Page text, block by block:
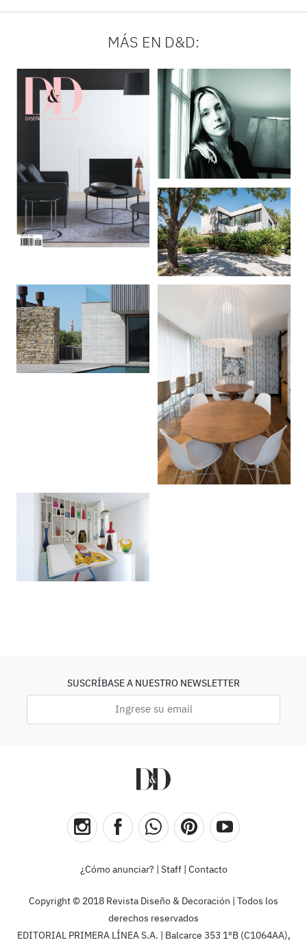
MÁS EN D&D:
SUSCRÍBASE A NUESTRO NEWSLETTER
¿Cómo anunciar? Staff| Contacto
Copyright © 2018 Revista Diseño & Decoración | Todos los
derechos reservados
EDITORIAL PRIMERA LÍNEA S.A. | Balcarce 353 1ºB (C1064AA),